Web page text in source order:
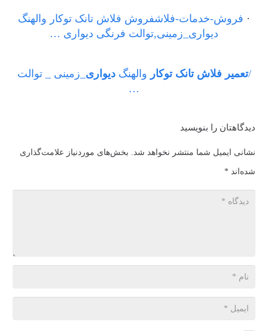
· فروش-خدمات-فلاشفروش فلاش تانک توکار والهنگ
دیواری_زمینی,توالت فرنگی دیواری …
/تعمیر فلاش تانک توکار والهنگدیواری _زمینی _ توالت
…
دیدگاهتان را بنویسید
نشانی ایمیل شما منتشر نخواهد شد. بخش‌های موردنیاز علامت‌گذاری
شده‌اند *